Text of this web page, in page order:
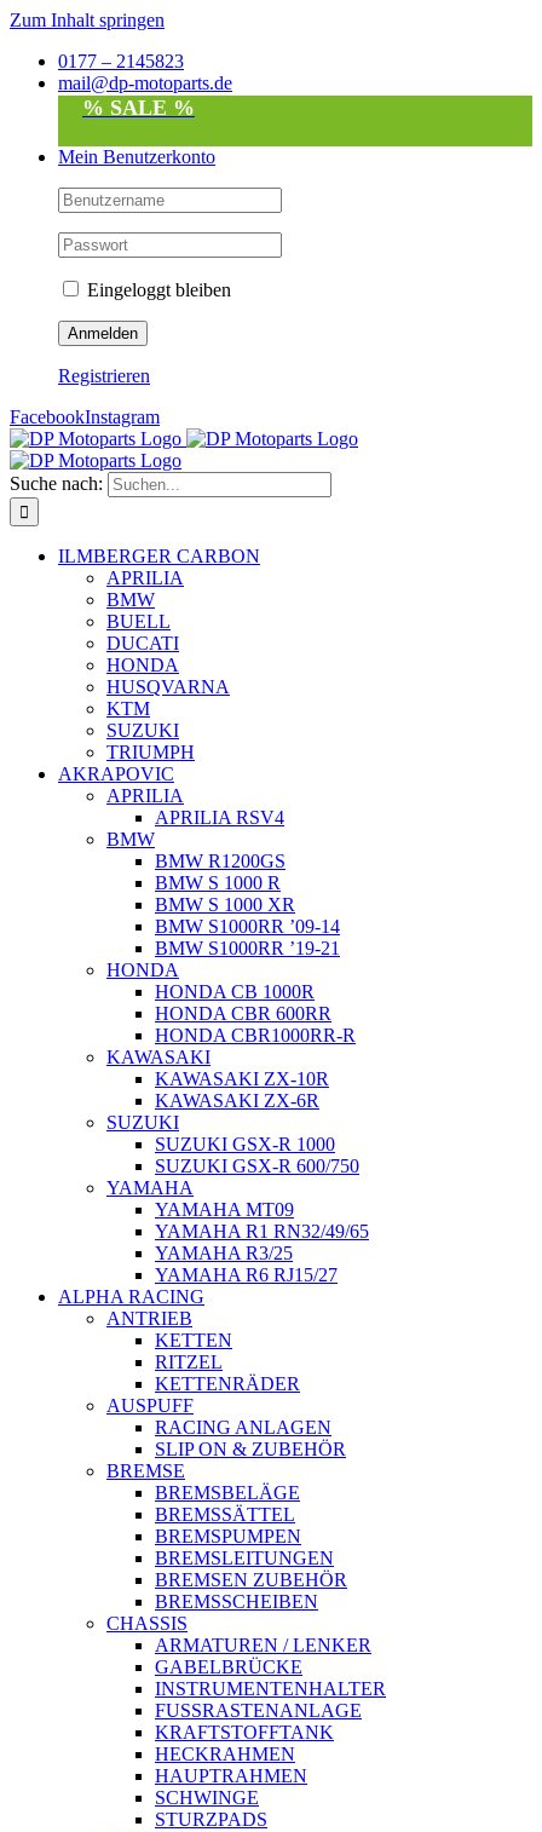
Zum Inhalt springen
0177 – 2145823
mail@dp-motoparts.de
% SALE %
Mein Benutzerkonto
Eingeloggt bleiben
Registrieren
FacebookInstagram
Suche nach:
ILMBERGER CARBON
APRILIA
BMW
BUELL
DUCATI
HONDA
HUSQVARNA
KTM
SUZUKI
TRIUMPH
AKRAPOVIC
APRILIA
APRILIA RSV4
BMW
BMW R1200GS
BMW S 1000 R
BMW S 1000 XR
BMW S1000RR ’09-14
BMW S1000RR ’19-21
HONDA
HONDA CB 1000R
HONDA CBR 600RR
HONDA CBR1000RR-R
KAWASAKI
KAWASAKI ZX-10R
KAWASAKI ZX-6R
SUZUKI
SUZUKI GSX-R 1000
SUZUKI GSX-R 600/750
YAMAHA
YAMAHA MT09
YAMAHA R1 RN32/49/65
YAMAHA R3/25
YAMAHA R6 RJ15/27
ALPHA RACING
ANTRIEB
KETTEN
RITZEL
KETTENRÄDER
AUSPUFF
RACING ANLAGEN
SLIP ON & ZUBEHÖR
BREMSE
BREMSBELÄGE
BREMSSÄTTEL
BREMSPUMPEN
BREMSLEITUNGEN
BREMSEN ZUBEHÖR
BREMSSCHEIBEN
CHASSIS
ARMATUREN / LENKER
GABELBRÜCKE
INSTRUMENTENHALTER
FUSSRASTENANLAGE
KRAFTSTOFFTANK
HECKRAHMEN
HAUPTRAHMEN
SCHWINGE
STURZPADS